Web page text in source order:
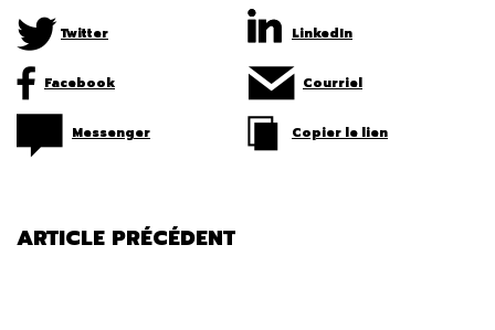
Twitter LinkedIn
Facebook Courriel
Messenger Copier le lien
ARTICLE PRÉCÉDENT